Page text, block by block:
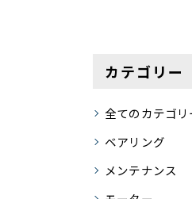
カテゴリー
全てのカテゴリ
ベアリング
メンテナンス